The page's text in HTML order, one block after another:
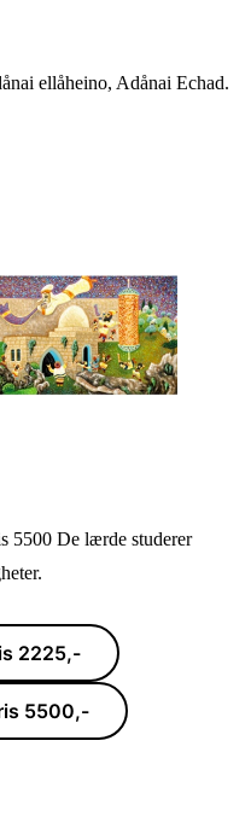
ellåheino, Adånai Echad.
5500 De lærde studerer
2225,-
5500,-